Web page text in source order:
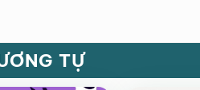
TỰ